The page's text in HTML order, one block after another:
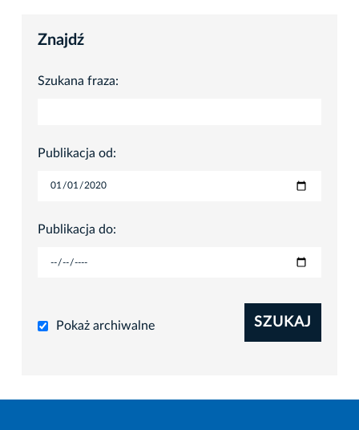
Znajdź
Szukana fraza:
Publikacja od:
Publikacja do:
Pokaż archiwalne SZUKAJ